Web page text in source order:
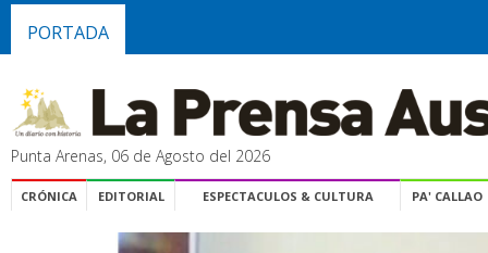
PORTADA
Punta Arenas, 06 de Agosto del 2026
CRÓNICA EDITORIAL ESPECTACULOS & CULTURA PA' CALLAO